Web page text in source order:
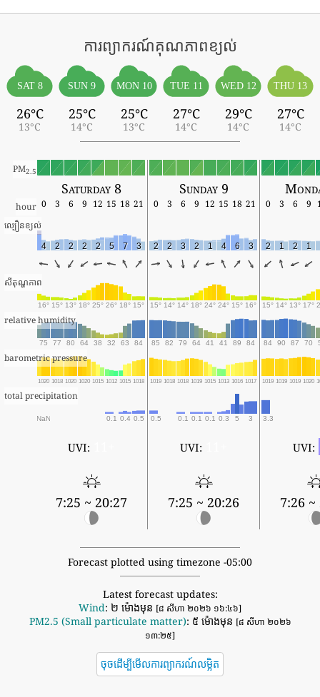
ការព្យាករណ៍គុណភាពខ្យល់
SAT 8
26°C
13°C
SUN 9
25°C
14°C
MON 10
25°C
13°C
TUE 11
27°C
14°C
WED 12
29°C
14°C
THU 13
27°C
14°C
PM2.5
Saturday 8 Sunday 9
hour 0 3 6 9 12 15 18 21 0 3 6 9 12 15 18 21 0 3 6 9
ល្បឿនខ្យល់
4 2 2 2 2 5 7 3 2 2 3 2 1 4 6 3 2 1 2 1
សីតុណ្ហភាព
16° 15° 13° 18° 25° 26° 18° 15° 15° 14° 14° 18° 24° 24° 15° 16° 15° 14° 13° 17°
relative humidity
75 77 80 64 38 32 63 84 85 82 79 64 41 41 89 84 84 90 87 70
barometric pressure
1020 1018 1020 1020 1015 1012 1015 1018 1019 1018 1018 1019 1015 1013 1016 1017 1019 1019 1019 1020
total precipitation
NaN 0.1 0.4 0.5 0.5 0.1 0.1 0.1 0.3 5 3 3.3
UVI:
7:25 ~ 20:27
UVI:
7:25 ~ 20:26
UVI:
7:26 ~
Forecast plotted using timezone -05:00
Latest forecast updates:
Wind: ២ ម៉ោងមុន [៨ សីហា ២០២៦ ១៦:៤៦]
PM2.5 (Small particulate matter): ៥ ម៉ោងមុន [៨ សីហា ២០២៦
១៣:២៥]
ចុចដើម្បីមើលការព្យាករណ៍លម្អិត